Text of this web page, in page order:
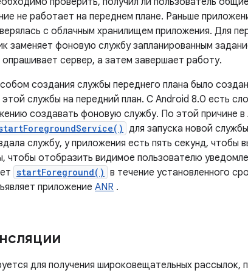
не работает на переднем плане. Раньше
с облачным хранилищем приложения. Для
заменяет фоновую службу запланированным
сервер, а затем завершает работу.
создания службы переднего плана было
службы на передний план. С Android 8.0 есть
создавать фоновую службу. По этой причине в
для запуска новой
службу, у приложения есть пять секунд, чтобы
чтобы отобразить видимое пользователю
startForeground() в течение установленного
приложение ANR .
для получения широковещательных рассылок,